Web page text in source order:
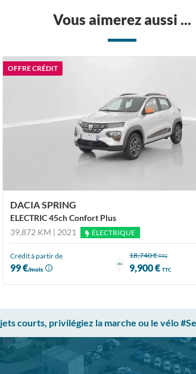
Vous aimerez aussi ...
OFFRE CRÉDIT
DACIA SPRING
ELECTRIC 45ch Confort Plus
39,872 KM | 2021
ÉLECTRIQUE
Crédit à partir de
99 €/mois
ou
18,740 €TTC
9,900 € TTC
courts, privilégiez la marche ou le vélo